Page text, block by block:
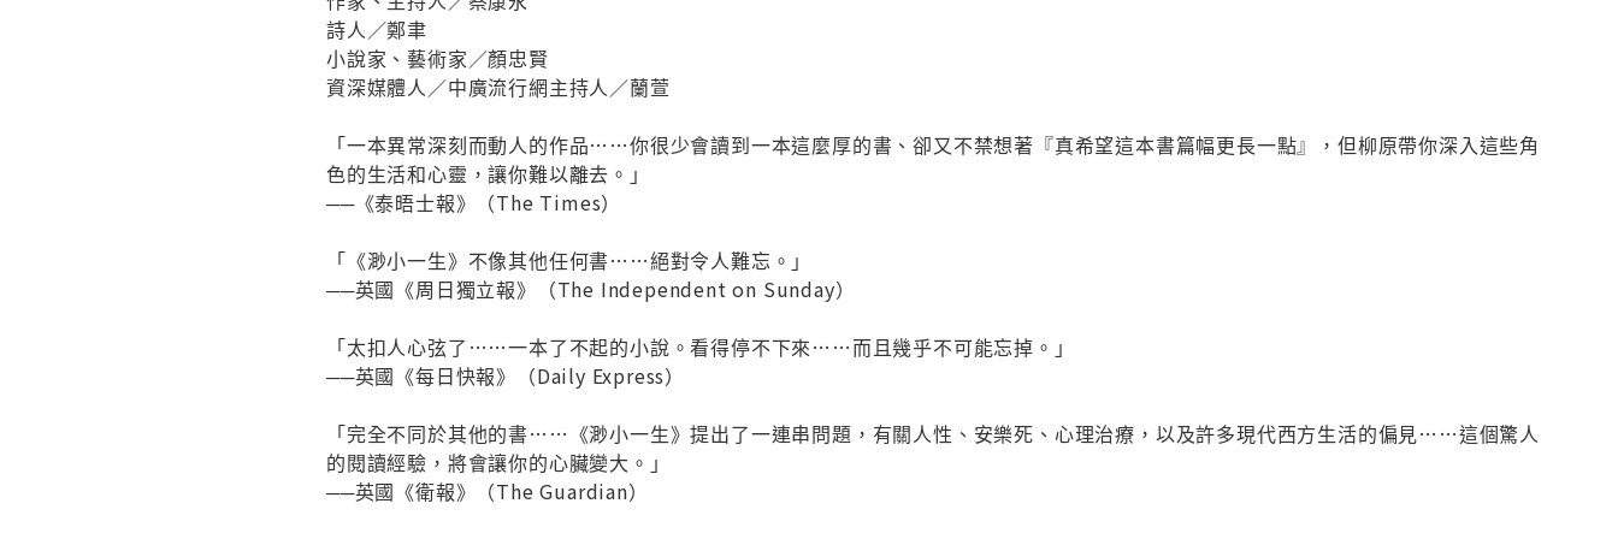
詩人／鄭聿
小說家、藝術家／顏忠賢
資深媒體人／中廣流行網主持人／蘭萱
「一本異常深刻而動人的作品……你很少會讀到一本這麼厚的書、卻又不禁想著『真希望這本書篇幅更長一點』，但柳原帶你深入這些角
色的生活和心靈，讓你難以離去。」
──《泰晤士報》（The Times）
「《渺小一生》不像其他任何書……絕對令人難忘。」
──英國《周日獨立報》（The Independent on Sunday）
「太扣人心弦了……一本了不起的小說。看得停不下來……而且幾乎不可能忘掉。」
──英國《每日快報》（Daily Express）
「完全不同於其他的書……《渺小一生》提出了一連串問題，有關人性、安樂死、心理治療，以及許多現代西方生活的偏見……這個驚人
的閱讀經驗，將會讓你的心臟變大。」
──英國《衛報》（The Guardian）